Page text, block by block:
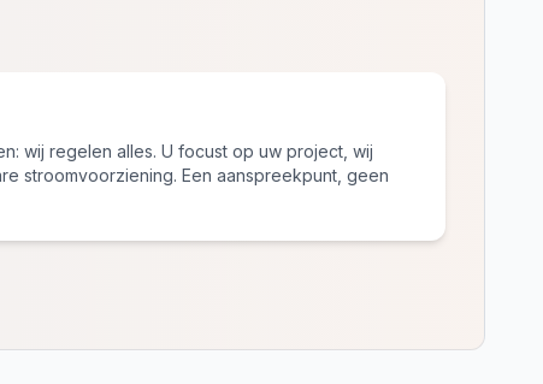
wij regelen alles. U focust op uw project, wij
stroomvoorziening. Een aanspreekpunt, geen